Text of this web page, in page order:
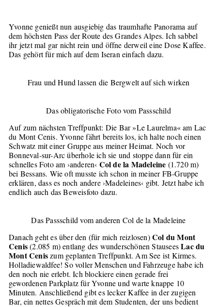
Yvonne genießt nun ausgiebig das traumhafte Panorama auf
dem höchsten Pass der Route des Grandes Alpes. Ich sabbel
ihr jetzt mal gar nicht rein und öffne derweil eine Dose Kaffee.
Das gehört für mich auf dem Iseran einfach dazu.
Frau und Hund lassen die Bergwelt auf sich wirken
Das obligatorische Foto vom Passschild
Auf zum nächsten Treffpunkt: Die Bar »Le Laurelma« am Lac
du Mont Cenis. Yvonne fährt bereits los, ich halte noch einen
Schwatz mit einer Gruppe aus meiner Heimat. Noch vor
Bonneval-sur-Arc überhole ich sie und stoppe dann für ein
schnelles Foto am ›anderen‹ Col de la Madeleine (1.720 m)
bei Bessans. Wie oft musste ich schon in meiner FB-Gruppe
erklären, dass es noch andere ›Madeleines‹ gibt. Jetzt habe ich
endlich auch das Beweisfoto dazu.
Das Passschild vom anderen Col de la Madeleine
Danach geht es über den (für mich reizlosen)Col du Mont
Cenis(2.085 m) entlang des wunderschönen StauseesLac du
Mont Ceniszum geplanten Treffpunkt. Am See ist Kirmes.
Holladiewaldfee! So voller Menschen und Fahrzeuge habe ich
den noch nie erlebt. Ich blockiere einen gerade frei
gewordenen Parkplatz für Yvonne und warte knappe 10
Minuten. Anschließend gibt es lecker Kaffee in der zugigen
Bar, ein nettes Gespräch mit dem Studenten, der uns bedient